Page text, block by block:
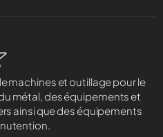
machines et outillage pour le
métal, des équipements et
ainsi que des équipements